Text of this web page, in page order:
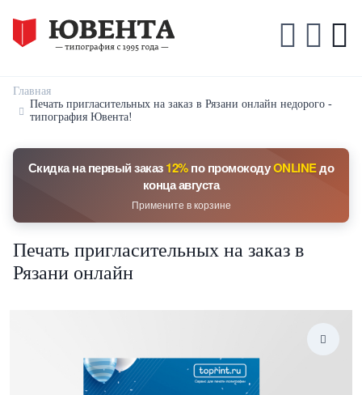
Главная
Печать пригласительных на заказ в Рязани онлайн недорого -
типография Ювента!
Скидка на первый заказ12%по промокодуONLINEдо
конца августа
Примените в корзине
Печать пригласительных на заказ в
Рязани онлайн